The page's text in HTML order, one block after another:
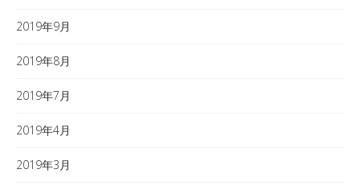
2019年9月
2019年8月
2019年7月
2019年4月
2019年3月